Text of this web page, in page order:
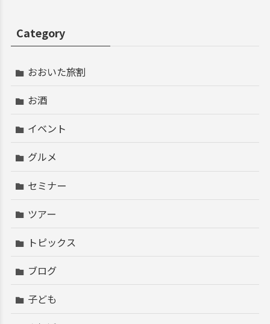
Category
おおいた旅割
お酒
イベント
グルメ
セミナー
ツアー
トピックス
ブログ
子ども